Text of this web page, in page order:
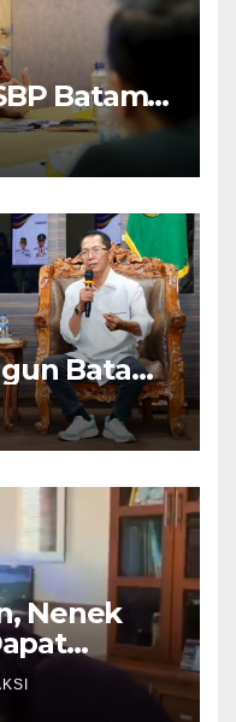
Batam
Batam,
Investasi
Nenek
Propam